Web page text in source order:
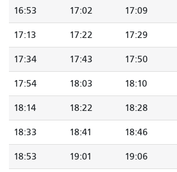
16:53 17:02 17:09
17:13 17:22 17:29
17:34 17:43 17:50
17:54 18:03 18:10
18:14 18:22 18:28
18:33 18:41 18:46
18:53 19:01 19:06